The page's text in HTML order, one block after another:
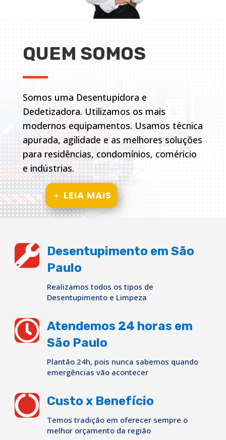
QUEM SOMOS
Somos uma Desentupidora e
Dedetizadora. Utilizamos os mais
modernos equipamentos. Usamos técnica
apurada, agilidade e as melhores soluções
para residências, condomínios, coméricio
e indústrias.
LEIA MAIS

Desentupimento em São
Paulo
Realizamos todos os tipos de
Desentupimento e Limpeza
 Atendemos 24 horas em
São Paulo
Plantão 24h, pois nunca sabemos quando
emergências vão acontecer
 Custo x Benefício
Temos tradição em oferecer sempre o
melhor orçamento da região